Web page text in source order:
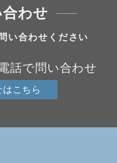
わせ
い合わせください
話で問い合わせ
こちら